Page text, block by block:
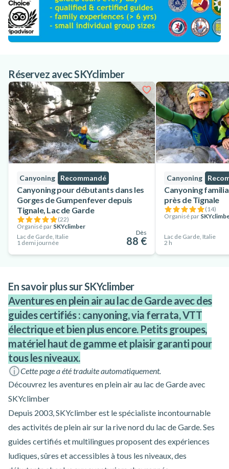
Réservez avec SKYclimber
Canyoning Recommandé
Canyoning pour débutants dans les
Gorges de Gumpenfever depuis
Tignale, Lac de Garde
(22)
Organisé par SKYclimber
Lac de Garde, Italie
1 demi journée
Dès
88 €
Canyoning
Canyoning
près de Tignale
(14)
Organisé par
Lac de Garde, Italie
2 h
En savoir plus sur SKYclimber
Aventures en plein air au lac de Garde avec des
guides certifiés : canyoning, via ferrata, VTT
électrique et bien plus encore. Petits groupes,
matériel haut de gamme et plaisir garanti pour
tous les niveaux.
Cette page a été traduite automatiquement.
Découvrez les aventures en plein air au lac de Garde avec
SKYclimber
Depuis 2003, SKYclimber est le spécialiste incontournable
des activités de plein air sur la rive nord du lac de Garde. Ses
guides certifiés et multilingues proposent des expériences
ludiques, sûres et accessibles à tous les niveaux, des